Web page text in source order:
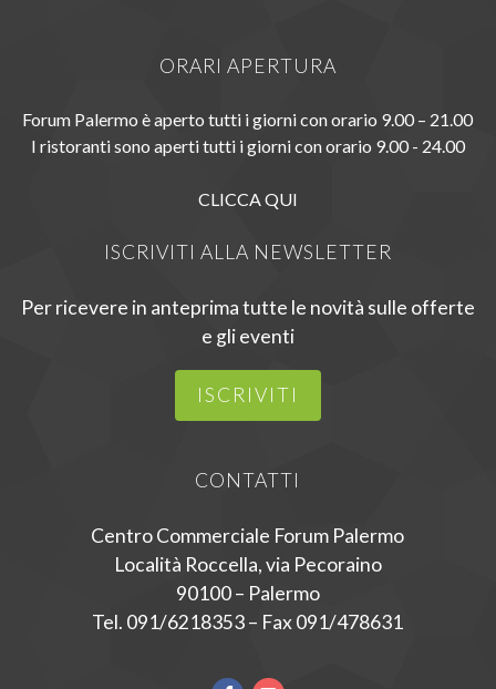
ORARI APERTURA
Forum Palermo è aperto tutti i giorni con orario 9.00 – 21.00
I ristoranti sono aperti tutti i giorni con orario 9.00 - 24.00
CLICCA QUI
ISCRIVITI ALLA NEWSLETTER
Per ricevere in anteprima tutte le novità sulle offerte
e gli eventi
ISCRIVITI
CONTATTI
Centro Commerciale Forum Palermo
Località Roccella, via Pecoraino
90100 – Palermo
Tel. 091/6218353 – Fax 091/478631